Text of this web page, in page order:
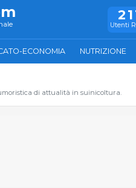
Utenti
ECONOMIA NUTRIZIONE
di attualità in suinicoltura.